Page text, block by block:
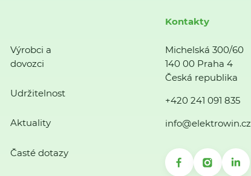
Výrobci a
dovozci
Udržitelnost
Aktuality
Časté dotazy
Kontakty
Michelská 300/60
140 00 Praha 4
Česká republika
+420 241 091 835
info@elektrowin.cz